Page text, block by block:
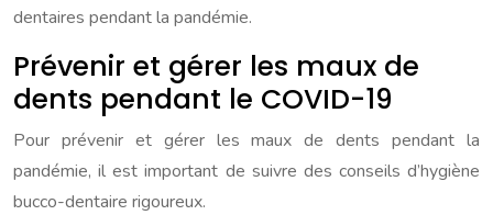
dentaires pendant la pandémie.
Prévenir et gérer les maux de
dents pendant le COVID-19
Pour prévenir et gérer les maux de dents pendant la
pandémie, il est important de suivre des conseils d’hygiène
bucco-dentaire rigoureux.